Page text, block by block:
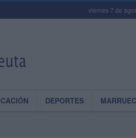
viernes 7 de
DEPORTES